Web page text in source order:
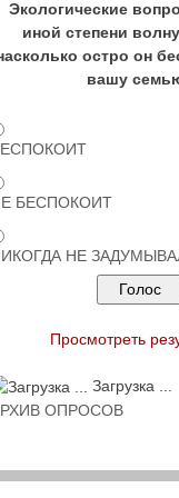
Экологические
иной степени
остро он
вашу
БЕСПОКОИТ
НЕ
Просмотреть
Загрузка ...
ОПРОСОВ